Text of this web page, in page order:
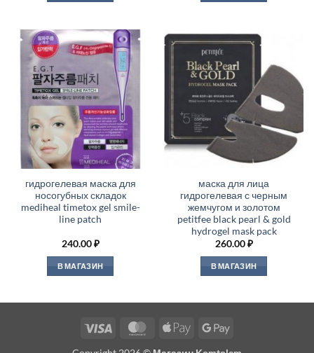
гидрогелевая маска для
носогубных складок
mediheal timetox gel smile-
line patch
240.00₽
В МАГАЗИН
маска для лица
гидрогелевая с черным
жемчугом и золотом
petitfee black pearl & gold
hydrogel mask pack
260.00₽
В МАГАЗИН
Visa MasterCardApple
Google